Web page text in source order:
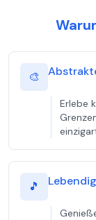
🎨
Erlebe
🎵